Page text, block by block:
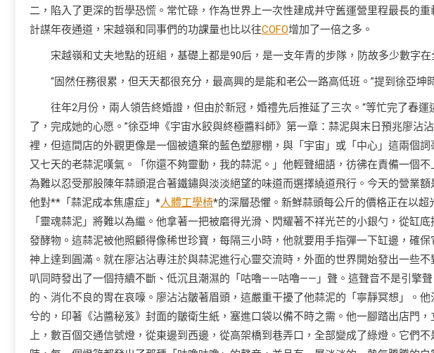
二，陷入了更深的哲學恐慌。常忙碌，作為世界上一次性建成并守舊運營里程最長的
計謀年夜通道，宋越嶺和同事們的功課量也比以往COFO增加了一倍之多。
宋越嶺和丈夫地點的班組，基礎上都是90后，是一支年青的步隊，防故多少數字在
“固然任務很累，但天天都很充分，最高興的是能和老公一路高低班。”提到徐亞坤
往年2月份，兩人領告終婚證，但由於新冠，婚禮先后推延了三次。“等忙完了春
了，完成她的心愿。”徐亞坤《宇宙水餃與終極醬料師》第一章：蒜泥與末日預兆廖沾
裡，但這間店的外觀更像是一個被遺棄的藍色塑膠棚，與「宇宙」或「中心」這兩個
又七天的老蒜泥嘆氣。「你還不夠靈動，我的蒜泥。」他輕聲細語，彷彿在責備一個
為難以忍受那股陳年蒜頭混合著鐵鏽與淡淡絕望的味道而選擇繞道飛行。今天的營業
他對**「蒜泥成本焦慮症」*人體工學椅*的深層恐懼。新鮮蒜頭每公斤的價格正在以
「靈魂蒜泥」將難以為繼。他拿著一把被磨得光滑、閃耀著不祥光芒的小銀勺，從缸
發酵物。這蒜泥被他照顧得像稀世珍寶，每隔三小時，他就要用手指彈一下缸邊，確
神上達到圓滿。就在廖沾沾專注於與蒜泥進行心靈交流時，外面的世界開始發出一些
叭同時發出了一個持續不斷、低沉且潮濕的「咕嚕——咕嚕——」聲。這聲音不是引擎
的、消化不良的胃在哀嚎。廖沾沾皺著眉頭，這嚴重干擾了他蒜泥的「寧靜冥想」。
兮的，印著《沾醬秘笈》封面的皺衛生紙，塞進口袋以備不時之需。他一腳踏出店門
上，數百個交通信號燈，從東邊到西邊，從高架橋到巷弄口，全部變成了綠燈。它們